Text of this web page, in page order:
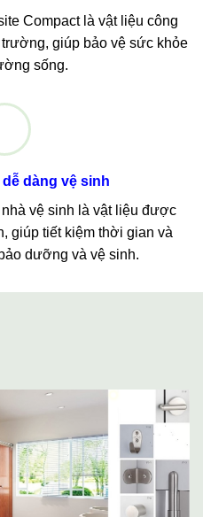
Compact là vật liệu công
giúp bảo vệ sức khỏe
sống.
dàng vệ sinh
vệ sinh là vật liệu được
giúp tiết kiệm thời gian và
dưỡng và vệ sinh.